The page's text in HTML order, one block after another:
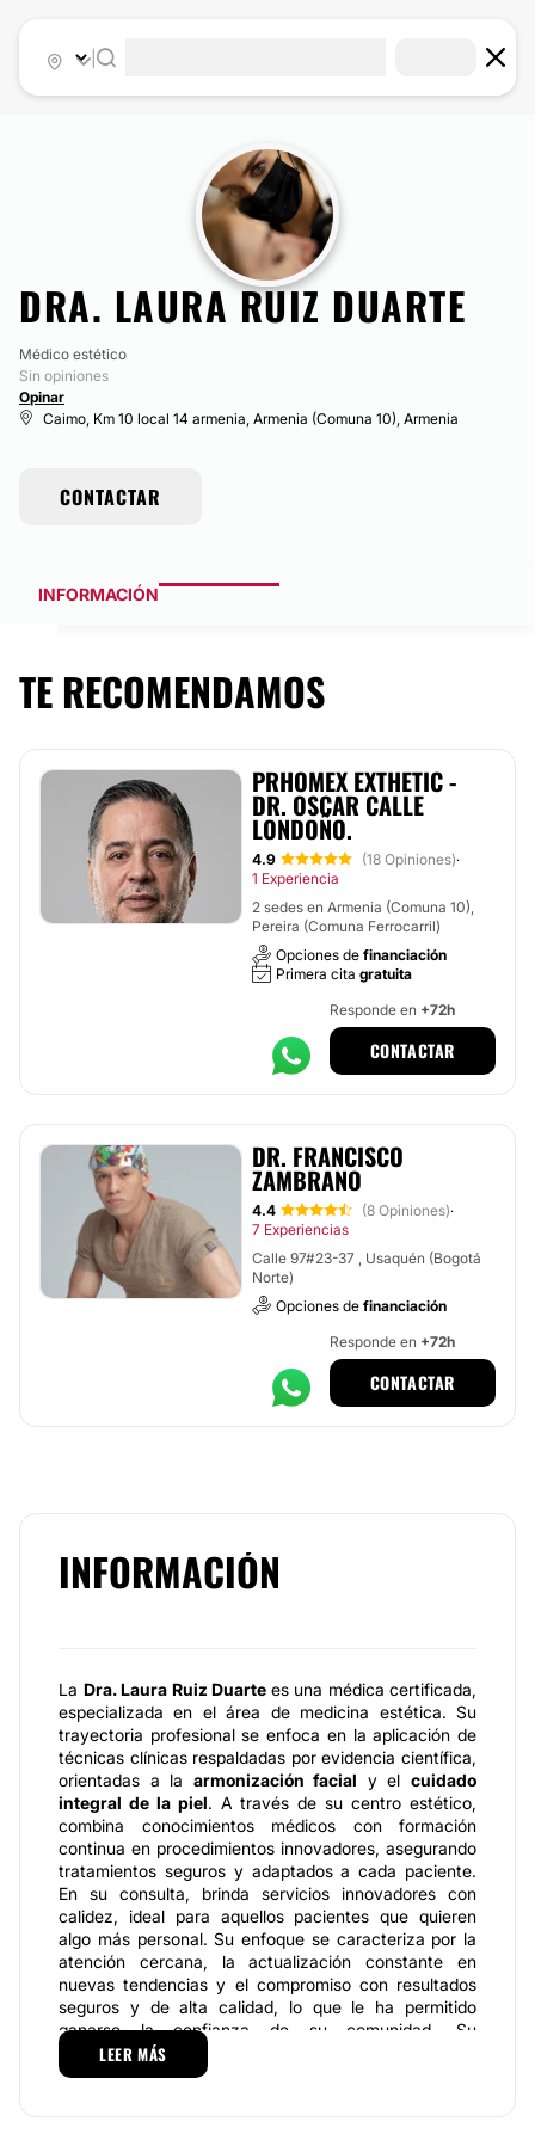
DRA. LAURA RUIZ DUARTE
Médico estético
Sin opiniones
Opinar
Caimo, Km 10 local 14 armenia, Armenia (Comuna 10), Armenia
CONTACTAR
INFORMACIÓN
TE RECOMENDAMOS
PRHOMEX EXTHETIC -
DR. OSCAR CALLE
LONDOÑO.
4.9 (18 Opiniones)·
1 Experiencia
2 sedes en Armenia (Comuna 10),
Pereira (Comuna Ferrocarril)
Opciones de financiación
Primera cita gratuita
Responde en +72h
CONTACTAR
DR. FRANCISCO
ZAMBRANO
4.4 (8 Opiniones)·
7 Experiencias
Calle 97#23-37 , Usaquén (Bogotá
Norte)
Opciones de financiación
Responde en +72h
CONTACTAR
INFORMACIÓN
La Dra. Laura Ruiz Duarte es una médica certificada,
especializada en el área de medicina estética. Su
trayectoria profesional se enfoca en la aplicación de
técnicas clínicas respaldadas por evidencia científica,
orientadas a la armonización facial y elcuidado
integral de la piel. A través de su centro estético,
combina conocimientos médicos con formación
continua en procedimientos innovadores, asegurando
tratamientos seguros y adaptados a cada paciente.
En su consulta, brinda servicios innovadores con
calidez, ideal para aquellos pacientes que quieren
algo más personal. Su enfoque se caracteriza por la
atención cercana, la actualización constante en
nuevas tendencias y el compromiso con resultados
seguros y de alta calidad, lo que le ha permitido
ganarse la confianza de su comunidad. Su
compromiso con la actualización académica y la ética
profesional respalda su reputación como una
LEER MÁS